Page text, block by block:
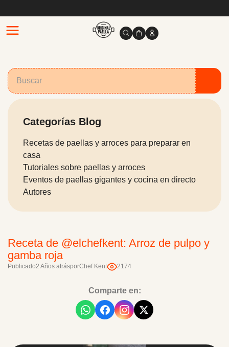
Receta de @elchefkent: Arroz de pulpo y
gamba roja
Publicado2 Años atrásporChef Kent 2174
Comparte en:
Categorías Blog
Recetas de paellas y arroces para preparar en
casa
Tutoriales sobre paellas y arroces
Eventos de paellas gigantes y cocina en directo
Autores